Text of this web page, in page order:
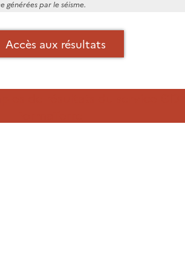
générées par le séisme.
Accès aux résultats